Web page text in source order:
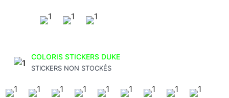
COLORIS STICKERS DUKE
STICKERS NON STOCKÉS